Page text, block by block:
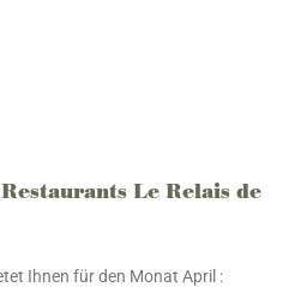
Le Relais de
Ihnen für den Monat April :